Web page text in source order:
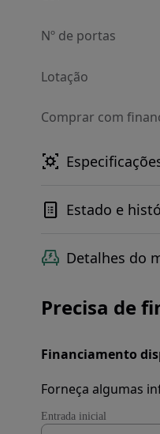
Nº de portas
Lotação
Comprar com
Estado e
Detalhes do
Precisa de
Financiamento
Forneça algumas
Entrada inicial